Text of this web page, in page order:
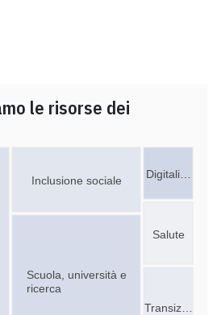
le risorse dei
Digitali…
Scuola, università e
ricerca
Inclusione sociale
Transiz…
Salute